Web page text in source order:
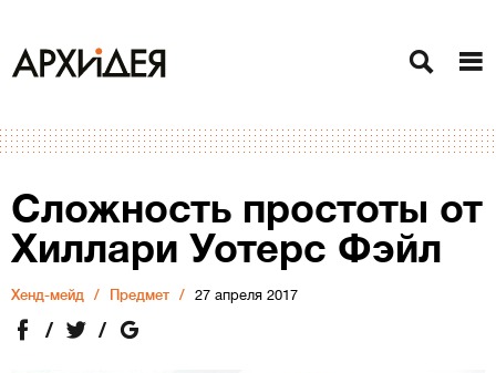
Сложность простоты от
Хиллари Уотерс Фэйл
Хенд-мейд Предмет 27 апреля 2017